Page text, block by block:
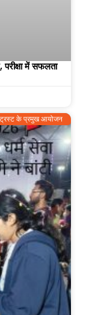
में सफलता
ट्रस्ट के प्रमुख आयोजन